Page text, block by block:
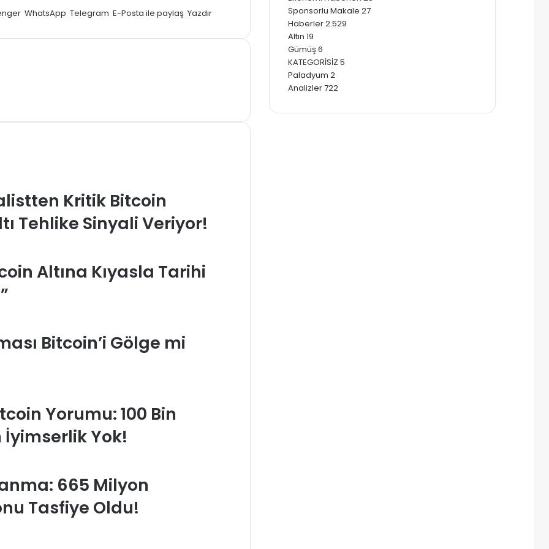
WhatsApp Telegram E-Posta ile paylaş Yazdır
Kritik Bitcoin
Tehlike Sinyali Veriyor!
Altına Kıyasla Tarihi
Bitcoin’i Gölge mi
Yorumu: 100 Bin
Yok!
665 Milyon
Tasfiye Oldu!
Sponsorlu Makale 27
Haberler2.529
Altın 19
Gümüş 6
KATEGORİSİZ 5
Paladyum 2
Analizler722